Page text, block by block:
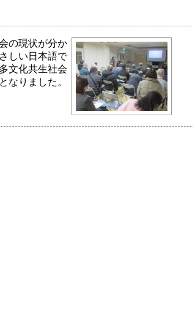
の現状が分か
しい日本語で
文化共生社会
なりました。